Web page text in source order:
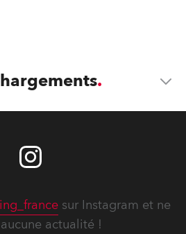
sur Instagram et ne
actualité !